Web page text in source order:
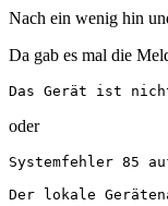
Nach ein wenig hin
Da gab es mal die
Das Gerät ist
oder
Systemfehler 85
Der lokale